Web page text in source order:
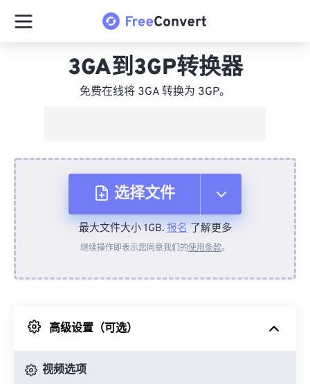
3GA到3GP转换器
免费在线将 3GA 转换为 3GP。
选择文件
从设备
来自 Google Drive
最大文件大小 1GB.报名了解更多
继续操作即表示您同意我们的使用条款。
高级设置（可选）
视频选项